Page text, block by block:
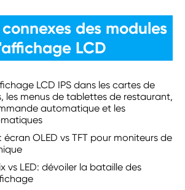
des modules
LCD
LCD IPS dans les cartes de
les menus de tablettes de restaurant,
automatique et les
écran OLED vs TFT pour moniteurs de
vs LED: dévoiler la bataille des